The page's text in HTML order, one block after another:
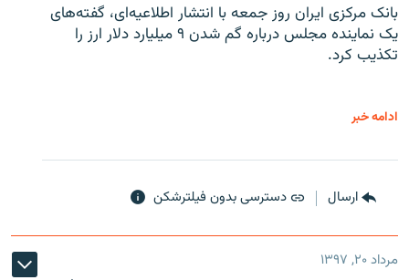
بانک مرکزی ایران روز جمعه با انتشار اطلاعیه‌ای، گفته‌های
یک نماینده مجلس درباره گم شدن ۹ میلیارد دلار ارز را
تکذیب کرد.
ادامه خبر
ارسال دسترسی بدون فیلترشکن
مرداد ۲۰, ۱۳۹۷